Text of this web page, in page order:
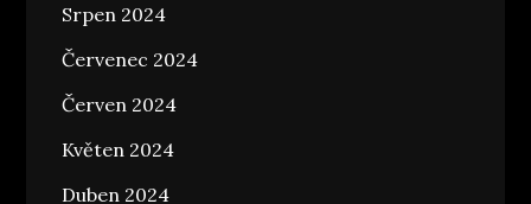
Srpen 2024
Červenec 2024
Červen 2024
Květen 2024
Duben 2024